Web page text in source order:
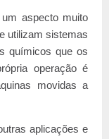
aspecto muito
utilizam sistemas
químicos que os
operação é
movidas a
aplicações e